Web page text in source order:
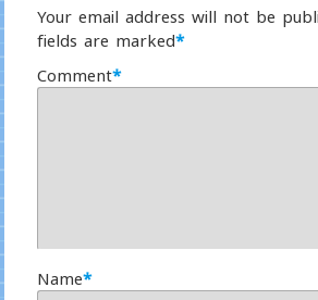
Your email address will not be
fields are marked*
Comment*
Name*